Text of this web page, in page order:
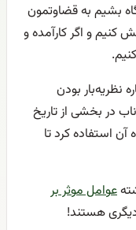
بشیم به قضاوتمون
کنیم و اگر کارآمده و
نظریه‌بار بودن
در بخشی از تاریخ
استفاده کرد تا
عوامل موثر بر
هستند!